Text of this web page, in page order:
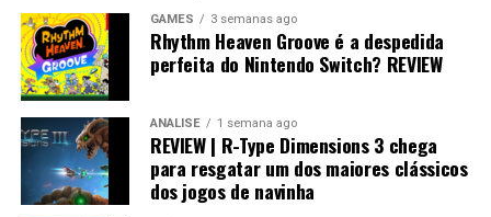
GAMES 3 semanas ago
Rhythm Heaven Groove é a despedida
perfeita do Nintendo Switch? REVIEW
ANÁLISE 1 semana ago
REVIEW | R-Type Dimensions 3 chega
para resgatar um dos maiores clássicos
dos jogos de navinha